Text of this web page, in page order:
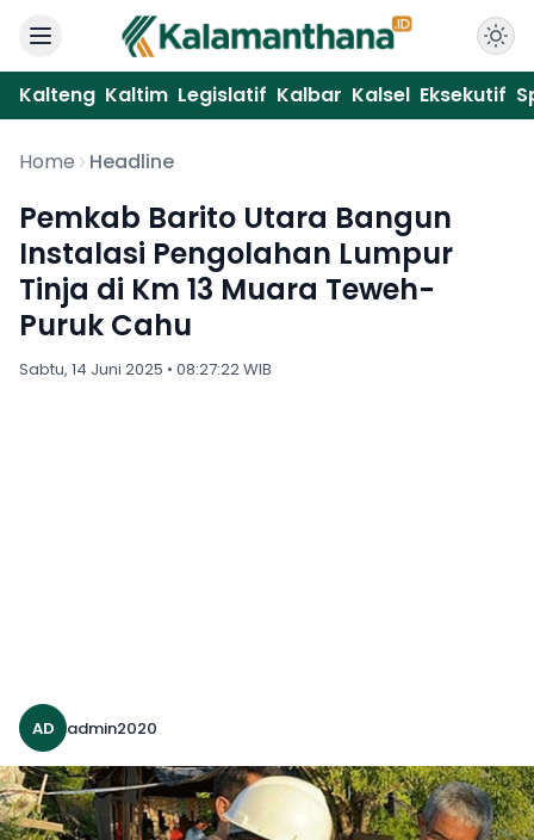
Kalteng Kaltim Legislatif Kalbar Kalsel Eksekutif
Home Headline
Pemkab Barito Utara Bangun
Instalasi Pengolahan Lumpur
Tinja di Km 13 Muara Teweh-
Puruk Cahu
Sabtu, 14 Juni 2025 • 08:27:22 WIB
AD admin2020